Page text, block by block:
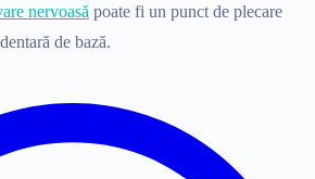
nervoasă poate fi un punct de plecare
de bază.